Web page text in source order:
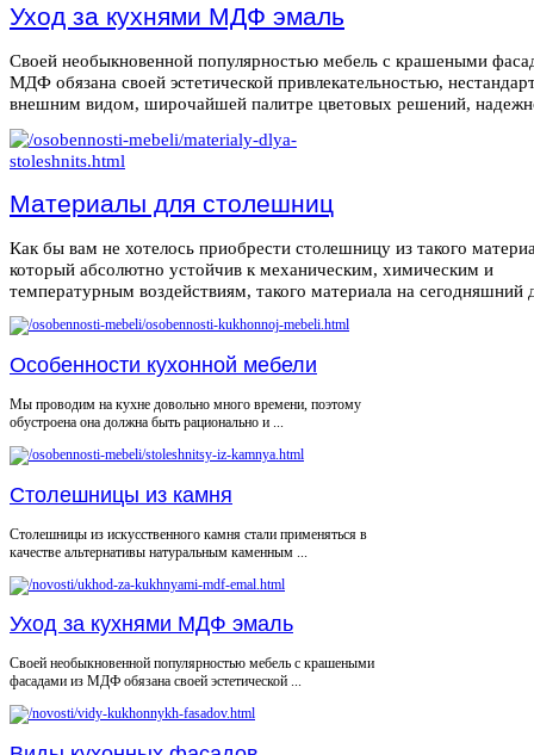
Уход за кухнями МДФ эмаль
Своей необыкновенной популярностью мебель с крашеными
МДФ обязана своей эстетической привлекательностью,
внешним видом, широчайшей палитре цветовых решений,
Материалы для столешниц
Как бы вам не хотелось приобрести столешницу из такого
который абсолютно устойчив к механическим, химическим и
температурным воздействиям, такого материала на сегодняшний
Особенности кухонной мебели
Мы проводим на кухне довольно много времени, поэтому
обустроена она должна быть рационально и ...
Столешницы из камня
Столешницы из искусственного камня стали применяться в
качестве альтернативы натуральным каменным ...
Уход за кухнями МДФ эмаль
Своей необыкновенной популярностью мебель с крашеными
фасадами из МДФ обязана своей эстетической ...